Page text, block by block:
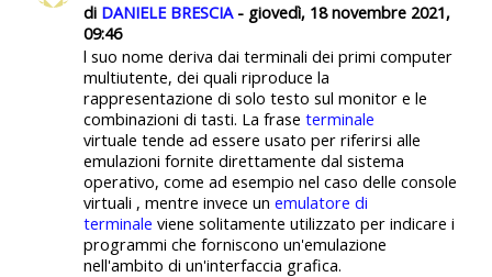
di DANIELE BRESCIA- giovedì, 18 novembre 2021,
09:46
l suo nome deriva dai terminali dei primi computer
multiutente, dei quali riproduce la
rappresentazione di solo testo sul monitor e le
combinazioni di tasti. La frase terminale
virtuale tende ad essere usato per riferirsi alle
emulazioni fornite direttamente dal sistema
operativo, come ad esempio nel caso delle console
virtuali , mentre invece un emulatore di
terminale viene solitamente utilizzato per indicare i
programmi che forniscono un'emulazione
nell'ambito di un'interfaccia grafica.